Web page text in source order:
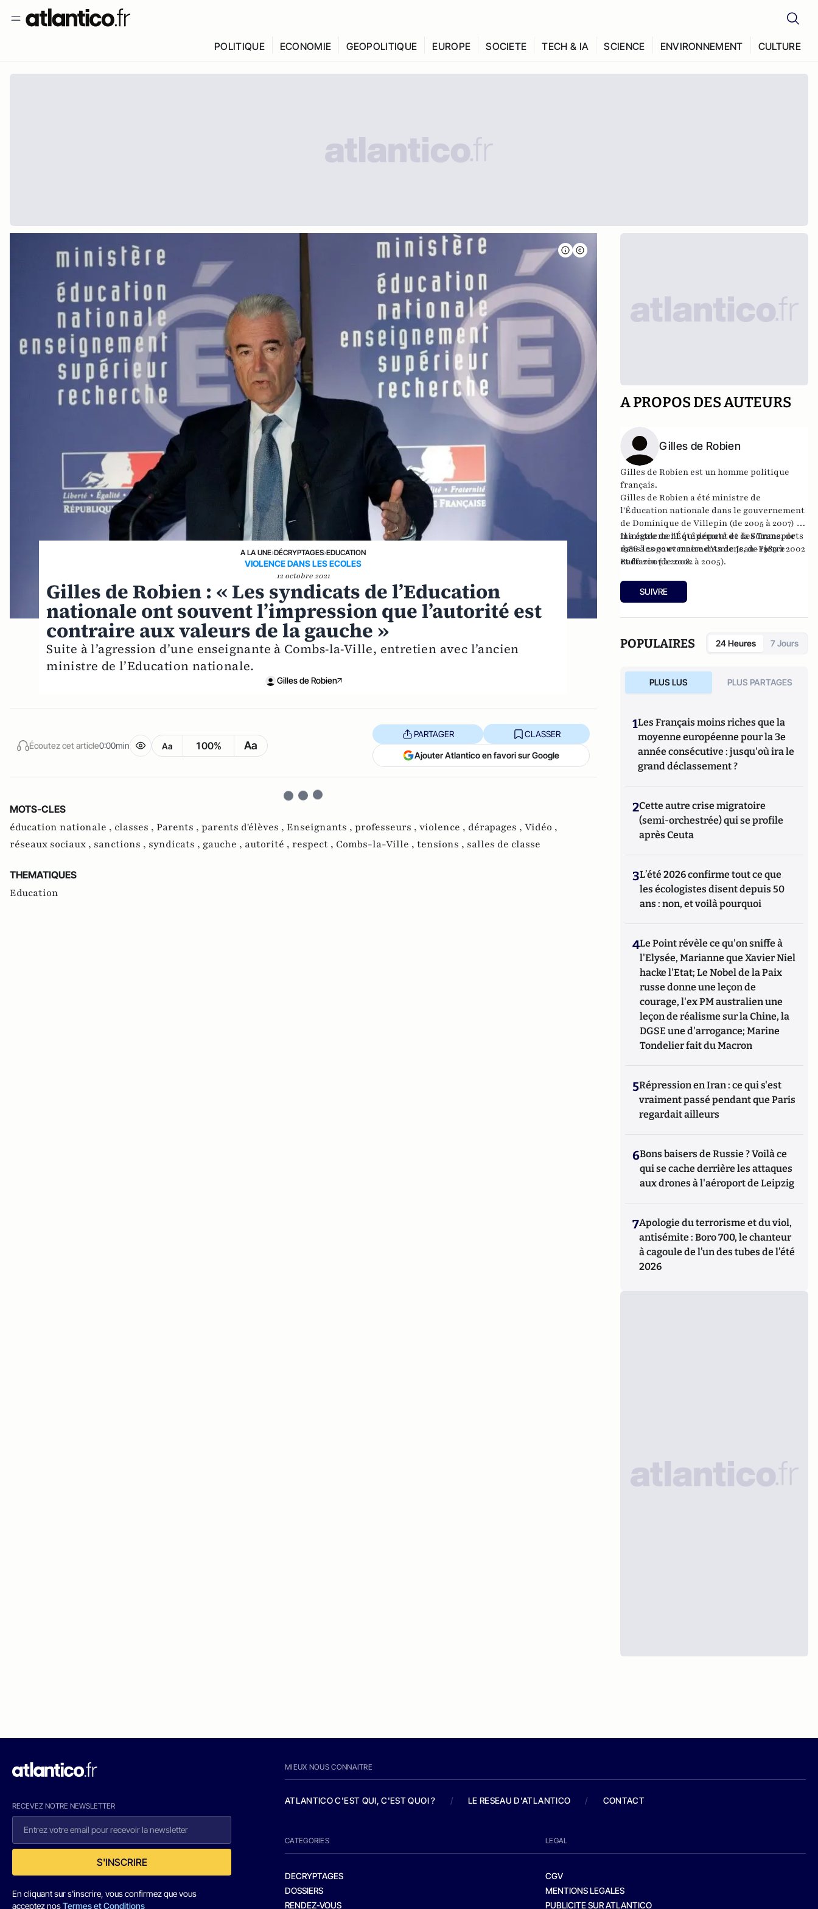
POLITIQUE ECONOMIE GEOPOLITIQUE EUROPE SOCIETE TECH & IA SCIENCE ENVIRONNEMENT CULTURE
A LA UNE›DÉCRYPTAGES›EDUCATION
VIOLENCE DANS LES ECOLES
12 octobre 2021
Gilles de Robien : « Les syndicats de l’Education
nationale ont souvent l’impression que l’autorité est
contraire aux valeurs de la gauche »
Suite à l’agression d’une enseignante à Combs-la-Ville, entretien avec l’ancien
ministre de l’Education nationale.
Gilles de Robien
Écoutez cet article0:00min Aa 100% Aa
PARTAGER CLASSER
Ajouter Atlantico en favori sur Google
MOTS-CLES
éducation nationale , classes , Parents , parents d'élèves , Enseignants , professeurs , violence , dérapages , Vidéo ,
réseaux sociaux , sanctions , syndicats , gauche , autorité , respect , Combs-la-Ville , tensions , salles de classe
THEMATIQUES
Education
A PROPOS DES AUTEURS
Gilles de Robien
Gilles de Robien est un homme politique
français.
Gilles de Robien a été ministre de
l'Éducation nationale dans le gouvernement
de Dominique de Villepin (de 2005 à 2007) et
ministre de l'Équipement et des Transports
dans les gouvernements de Jean-Pierre
Raffarin (de 2002 à 2005).
Il a également été député de la Somme, de
1986 à 2002 et maire d'Amiens, de 1989 à 2002
et de 2007 à 2008.
SUIVRE
POPULAIRES 24 Heures 7 Jours
PLUS LUS PLUS PARTAGES
1Les Français moins riches que la
moyenne européenne pour la 3e
année consécutive : jusqu'où ira le
grand déclassement ?
2Cette autre crise migratoire
(semi-orchestrée) qui se profile
après Ceuta
3L’été 2026 confirme tout ce que
les écologistes disent depuis 50
ans : non, et voilà pourquoi
4Le Point révèle ce qu'on sniffe à
l'Elysée, Marianne que Xavier Niel
hacke l'Etat; Le Nobel de la Paix
russe donne une leçon de
courage, l'ex PM australien une
leçon de réalisme sur la Chine, la
DGSE une d'arrogance; Marine
Tondelier fait du Macron
5Répression en Iran : ce qui s'est
vraiment passé pendant que Paris
regardait ailleurs
6Bons baisers de Russie ? Voilà ce
qui se cache derrière les attaques
aux drones à l'aéroport de Leipzig
7Apologie du terrorisme et du viol,
antisémite : Boro 700, le chanteur
à cagoule de l’un des tubes de l’été
2026
RECEVEZ NOTRE NEWSLETTER
S'INSCRIRE
En cliquant sur s'inscrire, vous confirmez que vous
acceptez nosTermes et Conditions
MIEUX NOUS CONNAITRE
ATLANTICO C'EST QUI, C'EST QUOI ? / LE RESEAU D'ATLANTICO / CONTACT
CATEGORIES
DECRYPTAGES
DOSSIERS
RENDEZ-VOUS
LEGAL
CGV
MENTIONS LEGALES
PUBLICITE SUR ATLANTICO